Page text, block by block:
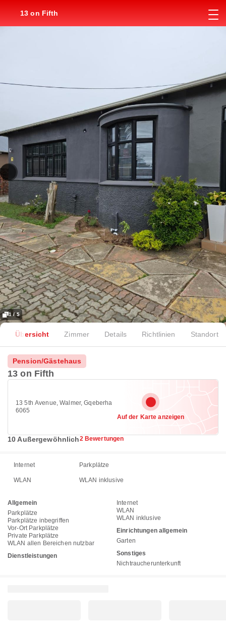
13 on Fifth
1 / 5
Übersicht Zimmer Details Richtlinien Standort
Pension/Gästehaus
13 on Fifth
13 5th Avenue, Walmer, Gqeberha
6065
Auf der Karte anzeigen
10 Außergewöhnlich2 Bewertungen
Internet Parkplätze
WLAN WLAN inklusive
Allgemein
Parkplätze
Parkplätze inbegriffen
Vor-Ort Parkplätze
Private Parkplätze
WLAN allen Bereichen nutzbar
Dienstleistungen
Internet
WLAN
WLAN inklusive
Einrichtungen allgemein
Garten
Sonstiges
Nichtraucherunterkunft